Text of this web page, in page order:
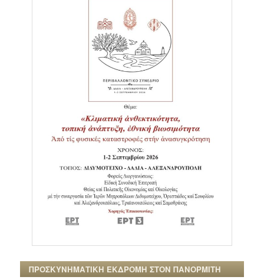
ΠΡΟΣΚΥΝΗΜΑΤΙΚΗ ΕΚΔΡΟΜΗ ΣΤΟΝ ΠΑΝΟΡΜΙΤΗ